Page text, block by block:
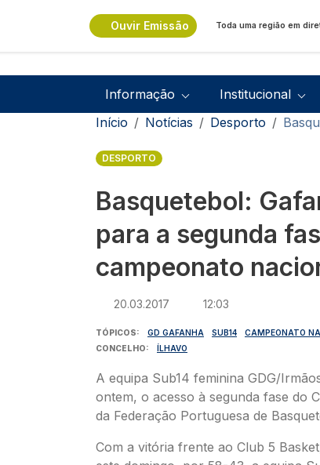
Ouvir Emissão Toda uma região em
Navegação principal
Informação Institucional
Navegação
Início Notícias Desporto
DESPORTO
Basquetebol:
para a segunda
campeonato
20.03.2017 12:03
TÓPICOS GD GAFANHA SUB14 CAMPEONATO
CONCELHO
ÍLHAVO
A equipa Sub14 feminina GDG/
ontem, o acesso à segunda fase do
da Federação Portuguesa de
Com a vitória frente ao Club 5